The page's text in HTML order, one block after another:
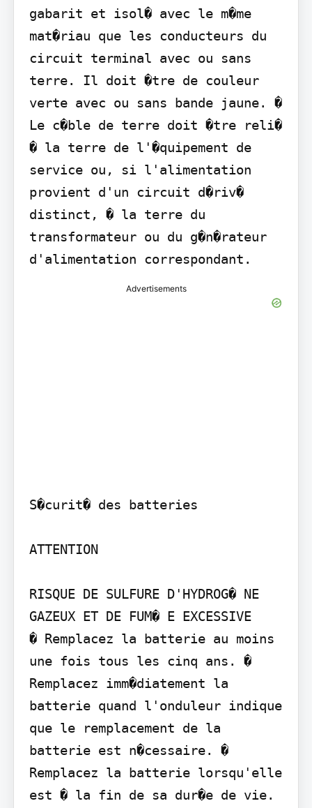
gabarit et isol� avec le m�me
mat�riau que les conducteurs du
circuit terminal avec ou sans
terre. Il doit �tre de couleur
verte avec ou sans bande jaune. �
Le c�ble de terre doit �tre reli�
� la terre de l'�quipement de
service ou, si l'alimentation
provient d'un circuit d�riv�
distinct, � la terre du
transformateur ou du g�n�rateur
d'alimentation correspondant.
Advertisements
S�curit� des batteries
ATTENTION
RISQUE DE SULFURE D'HYDROG� NE
GAZEUX ET DE FUM� E EXCESSIVE
� Remplacez la batterie au moins
une fois tous les cinq ans. �
Remplacez imm�diatement la
batterie quand l'onduleur indique
que le remplacement de la
batterie est n�cessaire. �
Remplacez la batterie lorsqu'elle
est � la fin de sa dur�e de vie.